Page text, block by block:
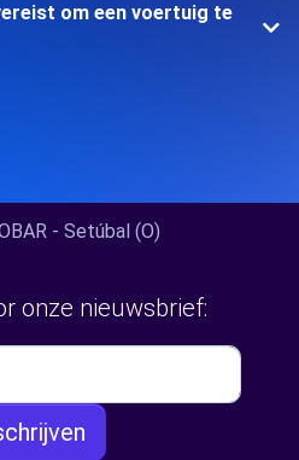
om een voertuig te
- Setúbal (O)
onze nieuwsbrief: